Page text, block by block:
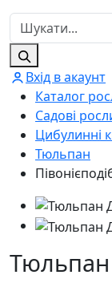
Вхід в акаунт
Каталог
Садові
Цибулинні
Тюльпан
Тюльпан